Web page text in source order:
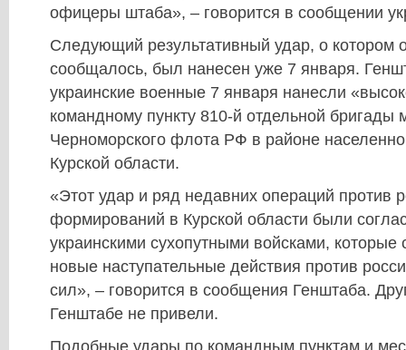
офицеры штаба», – говорится в сообщении
Следующий результативный удар, о котором
сообщалось, был нанесен уже 7 января.
украинские военные 7 января нанесли
командному пункту 810-й отдельной бригады
Черноморского флота РФ в районе
Курской области.
«Этот удар и ряд недавних операций против
формирований в Курской области были
украинскими сухопутными войсками, которые
новые наступательные действия против
сил», – говорится в сообщения Генштаба.
Генштабе не привели.